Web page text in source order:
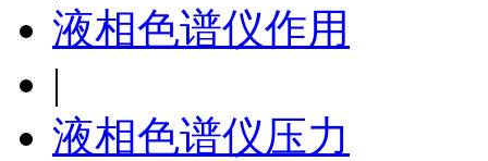
液相色谱仪作用
|
液相色谱仪压力